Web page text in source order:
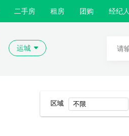
二手房 租房 团购 经纪人
运城
区域 不限